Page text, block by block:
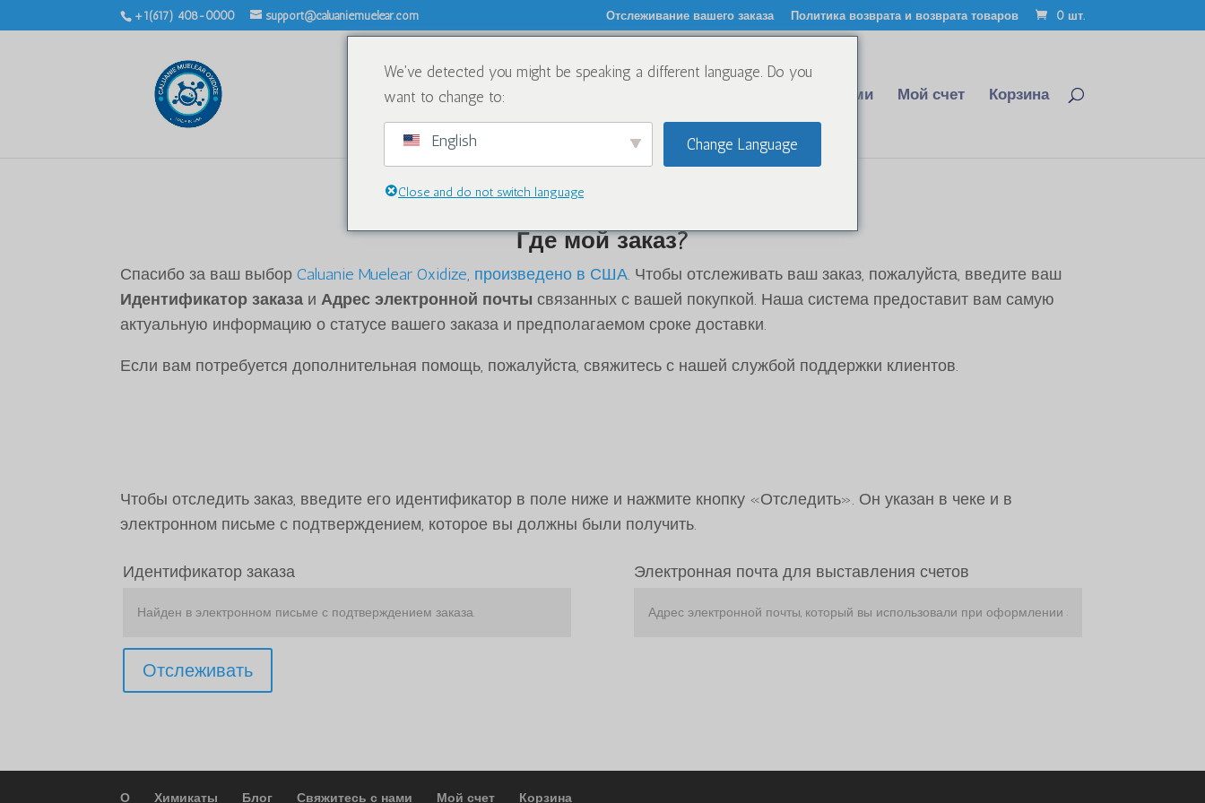
+1(617) 408-0000 support@caluaniemuelear.com Отслеживание вашего заказа Политика возврата и возврата товаров 0 шт.
Свяжитесь с нами Мой счет Корзина
Где мой заказ?
Спасибо за ваш выборCaluanie Muelear Oxidize, произведено в США. Чтобы отслеживать ваш заказ, пожалуйста, введите ваш
Идентификатор заказа иАдрес электронной почты связанных с вашей покупкой. Наша система предоставит вам самую
актуальную информацию о статусе вашего заказа и предполагаемом сроке доставки.
Если вам потребуется дополнительная помощь, пожалуйста, свяжитесь с нашей службой поддержки клиентов.
Чтобы отследить заказ, введите его идентификатор в поле ниже и нажмите кнопку «Отследить». Он указан в чеке и в
электронном письме с подтверждением, которое вы должны были получить.
Идентификатор заказа Электронная почта для выставления счетов
Отслеживать
О Химикаты Блог Свяжитесь с нами Мой счет Корзина
We've detected you might be speaking a different language. Do you
want to change to:
English Change Language
Close and do not switch language
한국어